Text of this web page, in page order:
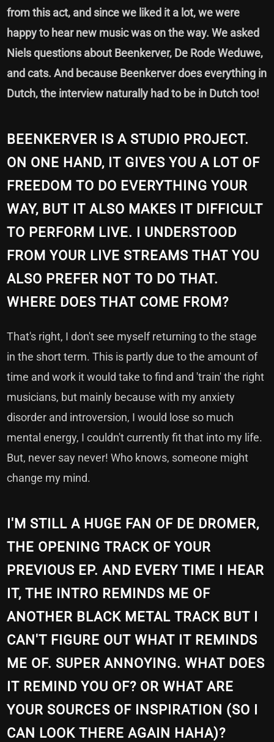
from this act, and since we liked it a lot, we were
happy to hear new music was on the way. We asked
Niels questions about Beenkerver, De Rode Weduwe,
and cats. And because Beenkerver does everything in
Dutch, the interview naturally had to be in Dutch too!
BEENKERVER IS A STUDIO PROJECT.
ON ONE HAND, IT GIVES YOU A LOT OF
FREEDOM TO DO EVERYTHING YOUR
WAY, BUT IT ALSO MAKES IT DIFFICULT
TO PERFORM LIVE. I UNDERSTOOD
FROM YOUR LIVE STREAMS THAT YOU
ALSO PREFER NOT TO DO THAT.
WHERE DOES THAT COME FROM?
That's right, I don't see myself returning to the stage
in the short term. This is partly due to the amount of
time and work it would take to find and 'train' the right
musicians, but mainly because with my anxiety
disorder and introversion, I would lose so much
mental energy, I couldn't currently fit that into my life.
But, never say never! Who knows, someone might
change my mind.
I'M STILL A HUGE FAN OF DE DROMER,
THE OPENING TRACK OF YOUR
PREVIOUS EP. AND EVERY TIME I HEAR
IT, THE INTRO REMINDS ME OF
ANOTHER BLACK METAL TRACK BUT I
CAN'T FIGURE OUT WHAT IT REMINDS
ME OF. SUPER ANNOYING. WHAT DOES
IT REMIND YOU OF? OR WHAT ARE
YOUR SOURCES OF INSPIRATION (SO I
CAN LOOK THERE AGAIN HAHA)?